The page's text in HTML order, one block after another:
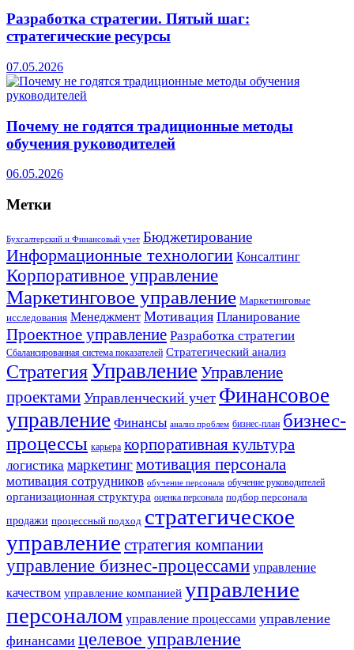
Разработка стратегии. Пятый шаг:
стратегические ресурсы
07.05.2026
Почему не годятся традиционные методы
обучения руководителей
06.05.2026
Метки
Бухгалтерский и Финансовый учет Бюджетирование
Информационные технологии Консалтинг
Корпоративное управление
Маркетинговое управление Маркетинговые
исследования Менеджмент Мотивация Планирование
Проектное управление Разработка стратегии
Сбалансированная система показателей Стратегический анализ
СтратегияУправление Управление
проектами Управленческий учет Финансовое
управление Финансы анализ проблем бизнес-план бизнес-
процессы карьера корпоративная культура
логистика маркетингмотивация персонала
мотивация сотрудников обучение персонала обучение руководителей
организационная структура оценка персонала подбор персонала
продажи процессный подход стратегическое
управление стратегия компании
управление бизнес-процессами управление
качеством управление компанией управление
персоналом управление процессами управление
финансами целевое управление